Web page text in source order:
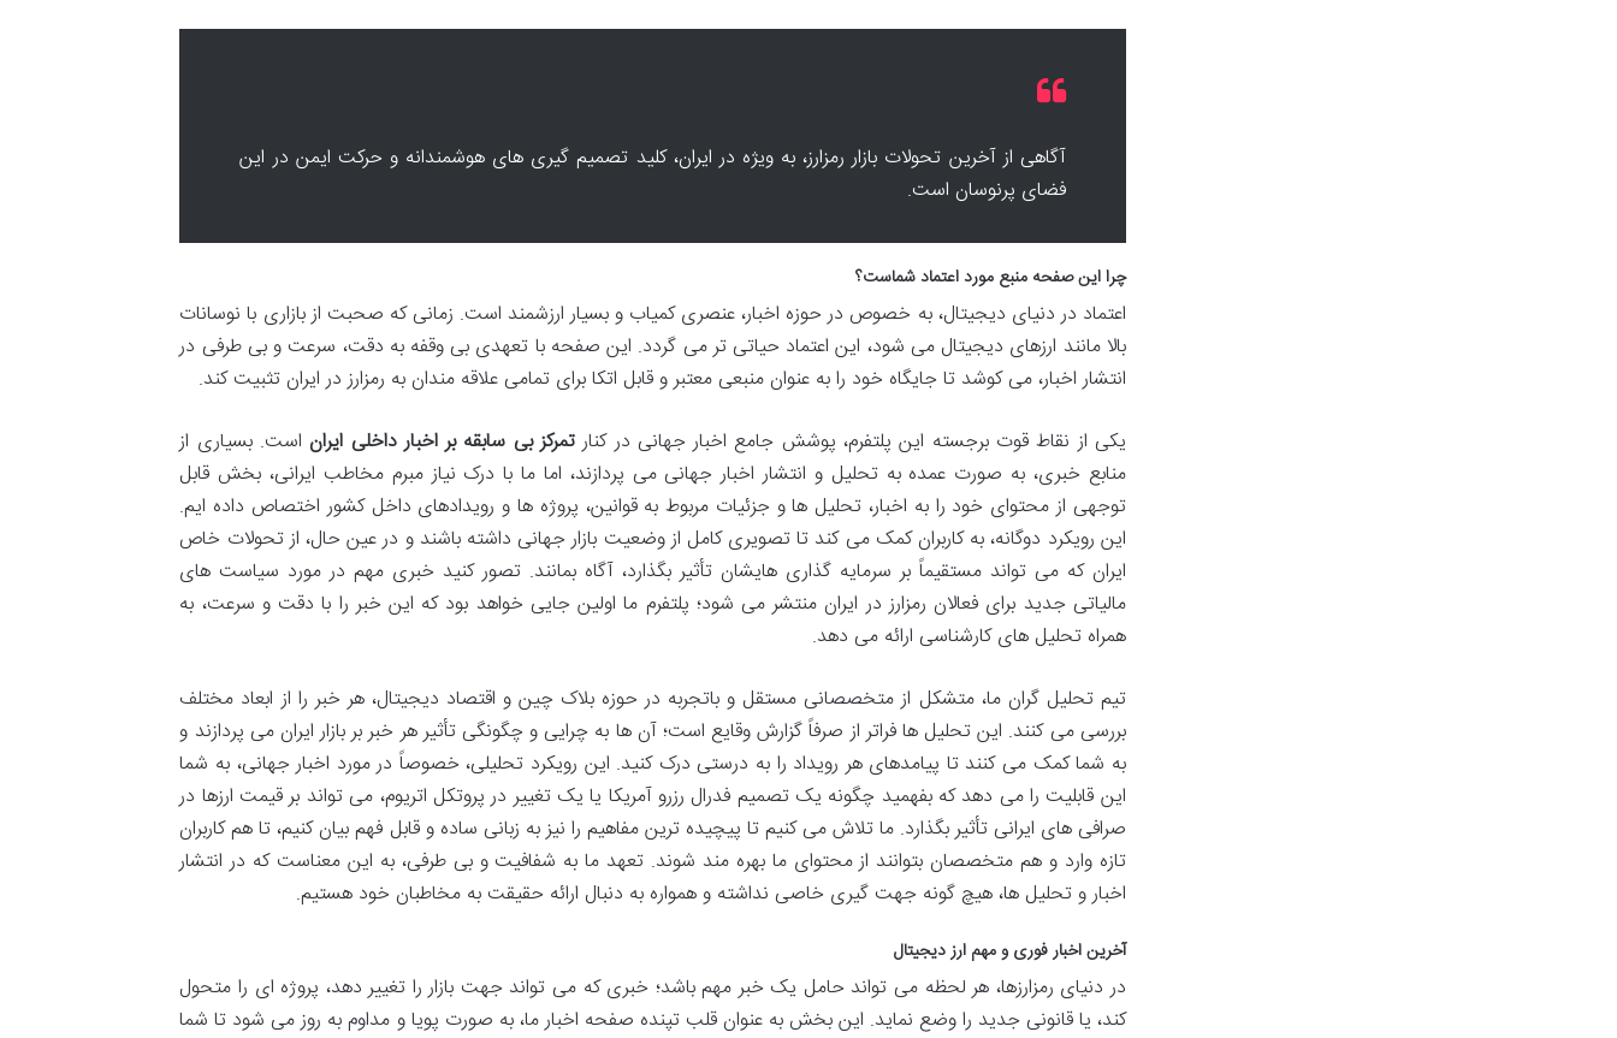
آگاهی از آخرین تحولات بازار رمزارز، به ویژه در ایران، کلید تصمیم گیری های هوشمندانه و حرکت ایمن در این
فضای پرنوسان است.
چرا این صفحه منبع مورد اعتماد شماست؟
اعتماد در دنیای دیجیتال، به خصوص در حوزه اخبار، عنصری کمیاب و بسیار ارزشمند است. زمانی که صحبت از بازاری با نوسانات
بالا مانند ارزهای دیجیتال می شود، این اعتماد حیاتی تر می گردد. این صفحه با تعهدی بی وقفه به دقت، سرعت و بی طرفی در
انتشار اخبار، می کوشد تا جایگاه خود را به عنوان منبعی معتبر و قابل اتکا برای تمامی علاقه مندان به رمزارز در ایران تثبیت کند.
یکی از نقاط قوت برجسته این پلتفرم، پوشش جامع اخبار جهانی در کنارتمرکز بی سابقه بر اخبار داخلی ایران است. بسیاری از
منابع خبری، به صورت عمده به تحلیل و انتشار اخبار جهانی می پردازند، اما ما با درک نیاز مبرم مخاطب ایرانی، بخش قابل
توجهی از محتوای خود را به اخبار، تحلیل ها و جزئیات مربوط به قوانین، پروژه ها و رویدادهای داخل کشور اختصاص داده ایم.
این رویکرد دوگانه، به کاربران کمک می کند تا تصویری کامل از وضعیت بازار جهانی داشته باشند و در عین حال، از تحولات خاص
ایران که می تواند مستقیماً بر سرمایه گذاری هایشان تأثیر بگذارد، آگاه بمانند. تصور کنید خبری مهم در مورد سیاست های
مالیاتی جدید برای فعالان رمزارز در ایران منتشر می شود؛ پلتفرم ما اولین جایی خواهد بود که این خبر را با دقت و سرعت، به
همراه تحلیل های کارشناسی ارائه می دهد.
تیم تحلیل گران ما، متشکل از متخصصانی مستقل و باتجربه در حوزه بلاک چین و اقتصاد دیجیتال، هر خبر را از ابعاد مختلف
بررسی می کنند. این تحلیل ها فراتر از صرفاً گزارش وقایع است؛ آن ها به چرایی و چگونگی تأثیر هر خبر بر بازار ایران می پردازند و
به شما کمک می کنند تا پیامدهای هر رویداد را به درستی درک کنید. این رویکرد تحلیلی، خصوصاً در مورد اخبار جهانی، به شما
این قابلیت را می دهد که بفهمید چگونه یک تصمیم فدرال رزرو آمریکا یا یک تغییر در پروتکل اتریوم، می تواند بر قیمت ارزها در
صرافی های ایرانی تأثیر بگذارد. ما تلاش می کنیم تا پیچیده ترین مفاهیم را نیز به زبانی ساده و قابل فهم بیان کنیم، تا هم کاربران
تازه وارد و هم متخصصان بتوانند از محتوای ما بهره مند شوند. تعهد ما به شفافیت و بی طرفی، به این معناست که در انتشار
اخبار و تحلیل ها، هیچ گونه جهت گیری خاصی نداشته و همواره به دنبال ارائه حقیقت به مخاطبان خود هستیم.
آخرین اخبار فوری و مهم ارز دیجیتال
در دنیای رمزارزها، هر لحظه می تواند حامل یک خبر مهم باشد؛ خبری که می تواند جهت بازار را تغییر دهد، پروژه ای را متحول
کند، یا قانونی جدید را وضع نماید. این بخش به عنوان قلب تپنده صفحه اخبار ما، به صورت پویا و مداوم به روز می شود تا شما